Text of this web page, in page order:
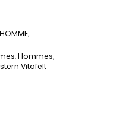
HOMME,
,Hommes,
Vitafelt